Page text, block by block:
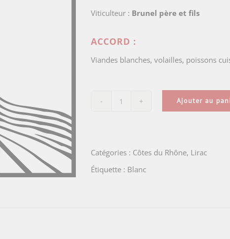
Viticulteur : Brunel père et fils
ACCORD :
Viandes blanches, volailles, poissons
Ajouter au
Catégories : Côtes du Rhône, Lirac
Étiquette : Blanc